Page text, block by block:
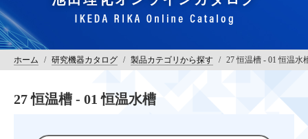
ホーム / 研究機器カタログ / 製品カテゴリから探す / 27 恒温槽 - 01 恒温水
27 恒温槽 - 01 恒温水槽